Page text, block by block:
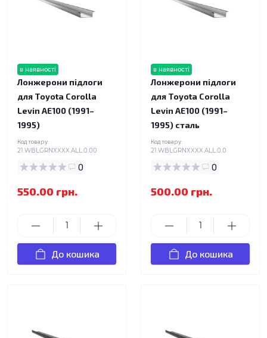
в наявності
Лонжерони підлоги
для Toyota Corolla
Levin AE100 (1991–
1995)
Код товару:
21.WBLGRNXXXX.ALL.0.00
0
550.00 грн.
До кошика
в наявності
Лонжерони підлоги
для Toyota Corolla
Levin AE100 (1991–
1995) сталь
Код товару:
21.WBLGRNXXXX.ALL.0.0
0
500.00 грн.
До кошика